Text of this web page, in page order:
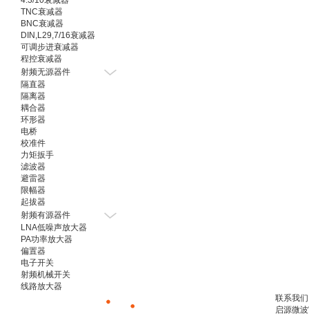
TNC衰减器
BNC衰减器
DIN,L29,7/16衰减器
可调步进衰减器
程控衰减器
射频无源器件
隔直器
隔离器
耦合器
环形器
电桥
校准件
力矩扳手
滤波器
避雷器
限幅器
起拔器
射频有源器件
LNA低噪声放大器
PA功率放大器
偏置器
电子开关
射频机械开关
线路放大器
联系我们
启源微